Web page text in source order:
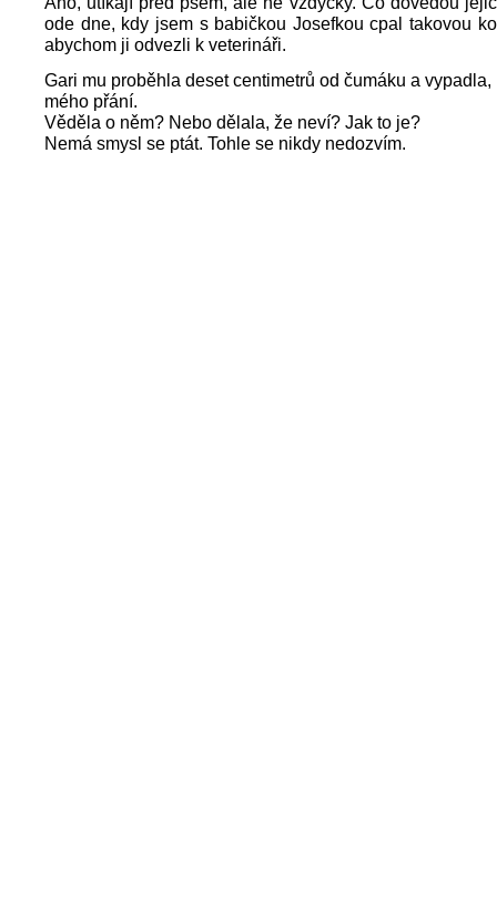
ode dne, kdy jsem s babičkou Josefkou cpal takovou
abychom ji odvezli k veterináři.
Gari mu proběhla deset centimetrů od čumáku a
mého přání.
Věděla o něm? Nebo dělala, že neví? Jak to je?
Nemá smysl se ptát. Tohle se nikdy nedozvím.